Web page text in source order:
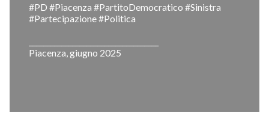
#PD #Piacenza #PartitoDemocratico #Sinistra
#Partecipazione #Politica
Piacenza, giugno 2025